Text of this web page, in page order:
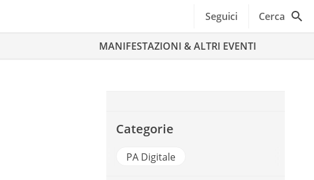
Seguici Cerca
MANIFESTAZIONI & ALTRI EVENTI
Categorie
PA Digitale